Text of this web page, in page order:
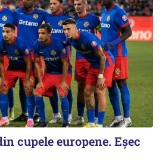
cupele europene. Eşec